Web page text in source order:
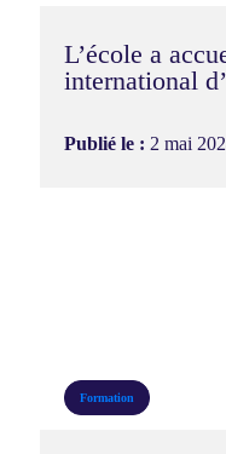
L’école a
international
Publié le : 2 mai
Formation